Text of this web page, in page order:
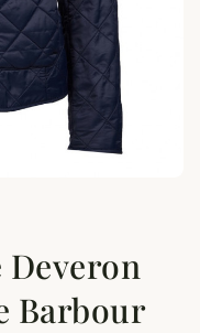
Deveron
Barbour